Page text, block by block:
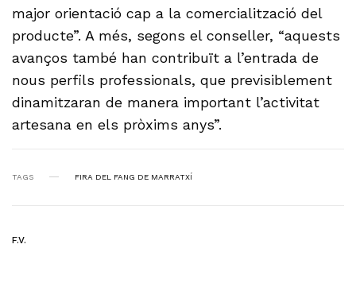
major orientació cap a la comercialització del
producte”. A més, segons el conseller, “aquests
avanços també han contribuït a l’entrada de
nous perfils professionals, que previsiblement
dinamitzaran de manera important l’activitat
artesana en els pròxims anys”.
TAGS FIRA DEL FANG DE MARRATXÍ
F.V.